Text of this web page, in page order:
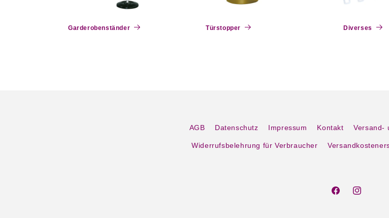
Garderobenständer Türstopper Diverses
AGB Datenschutz Impressum Kontakt Versand-
Widerrufsbelehrung für Verbraucher
FacebookInstagram